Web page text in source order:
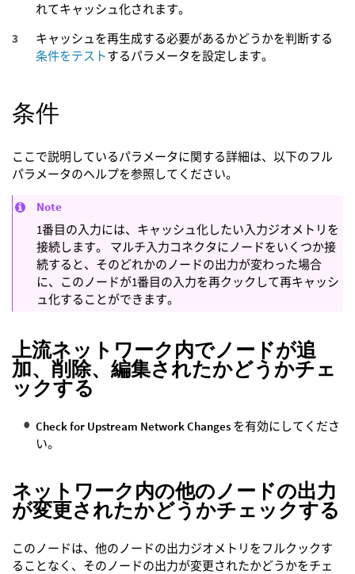
れてキャッシュ化されます。
キャッシュを再生成する必要があるかどうかを判断する
条件をテストするパラメータを設定します。
条件
ここで説明しているパラメータに関する詳細は、以下のフル
パラメータのヘルプを参照してください。
Note
1番目の入力には、キャッシュ化したい入力ジオメトリを
接続します。 マルチ入力コネクタにノードをいくつか接
続すると、そのどれかのノードの出力が変わった場合
に、このノードが1番目の入力を再クックして再キャッシ
ュ化することができます。
上流ネットワーク内でノードが追
加、削除、編集されたかどうかチェ
ックする
Check for Upstream Network Changes を有効にしてくださ
い。
ネットワーク内の他のノードの出力
が変更されたかどうかチェックする
このノードは、他のノードの出力ジオメトリをフルクックす
ることなく、そのノードの出力が変更されたかどうかをチェ